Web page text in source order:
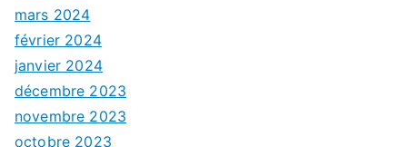
mars 2024
février 2024
janvier 2024
décembre 2023
novembre 2023
octobre 2023